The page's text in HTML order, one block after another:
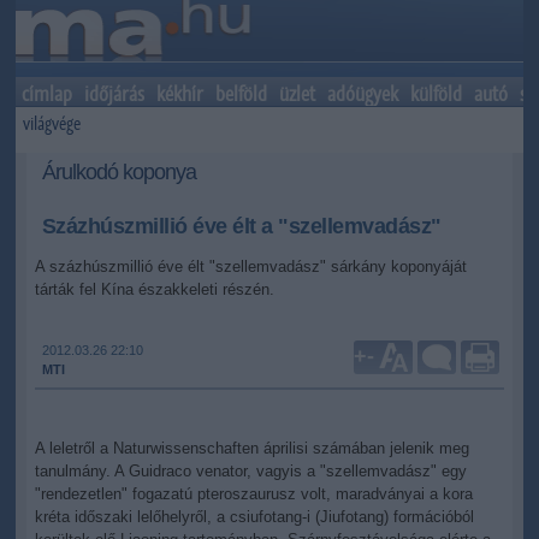
címlap időjárás kékhír belföld üzlet adóügyek külföld autó
világvége
Árulkodó koponya
Százhúszmillió éve élt a "szellemvadász"
A százhúszmillió éve élt "szellemvadász" sárkány koponyáját
tárták fel Kína északkeleti részén.
2012.03.26 22:10
MTI
+-
A leletről a Naturwissenschaften áprilisi számában jelenik meg
tanulmány. A Guidraco venator, vagyis a "szellemvadász" egy
"rendezetlen" fogazatú pteroszaurusz volt, maradványai a kora
kréta időszaki lelőhelyről, a csiufotang-i (Jiufotang) formációból